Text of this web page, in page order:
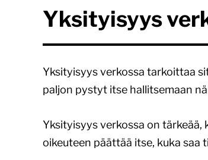
Yksityisyys
Yksityisyys verkossa tarkoittaa
paljon pystyt itse hallitsemaan
Yksityisyys verkossa on
oikeuteen päättää itse, kuka saa